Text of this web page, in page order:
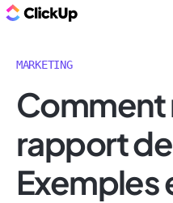
MARKETING
Comment
rapport
Exemples